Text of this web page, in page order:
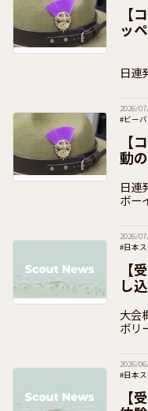
#団運営
【
ッ
日連発
2026/
#ビー
#ベン
【
動
日連
ボ
2026/
#日本
【
し
大会概要 名称：第19回
ボリ
高原
2026/
#日本
【